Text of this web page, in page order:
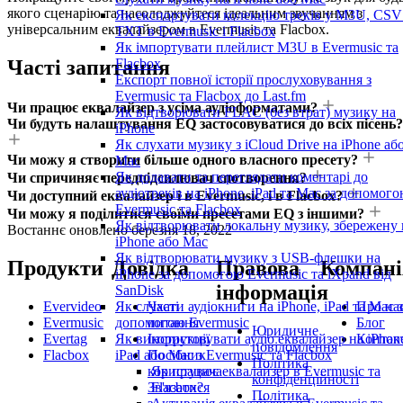
Як експортувати колекцію треків у M3U,
TXT в Evermusic і Flacbox
Як імпортувати плейлист M3U в Evermusic та
Flacbox
Експорт повної історії прослуховування з
Evermusic та Flacbox до Last.fm
Як відтворювати FLAC (без втрат) музику на
iPhone
Як слухати музику з iCloud Drive на iPhone
Mac
Як додавати та переглядати коментарі до
аудіотреків на iPhone, iPad та Mac за
Evermusic та Flacbox
Як відтворювати локальну музику, збережену
iPhone або Mac
Як відтворювати музику з USB-флешки на
iPhone за допомогою Evermusic та iXpand від
SanDisk
Як слухати аудіокниги на iPhone, iPad та Mac
допомогою Evermusic
Як використовувати аудіо еквалайзер на
iPad або Mac з Evermusic та Flacbox
Як працює еквалайзер в Evermusic та
Flacbox?
якого сценарію та насолоджуйтеся ідеальним звучанням з
універсальним еквалайзером в Evermusic та Flacbox.
Часті запитання
Чи працює еквалайзер з усіма аудіоформатами?
Чи будуть налаштування EQ застосовуватися до всіх пісень?
Чи можу я створити більше одного власного пресету?
Чи спричиняє передпідсилювач спотворення?
Чи доступний еквалайзер і в Evermusic, і в Flacbox?
Чи можу я поділитися своїми пресетами EQ з іншими?
Востаннє оновленоберезня 18, 2022
Продукти
Evervideo
Evermusic
Evertag
Flacbox
Довідка
Часті
питання
Інструкції
Посібник
користувача
Зв'язатися
Правова
інформація
Юридичне
повідомлення
Політика
конфіденційності
Політика
Про
Блог